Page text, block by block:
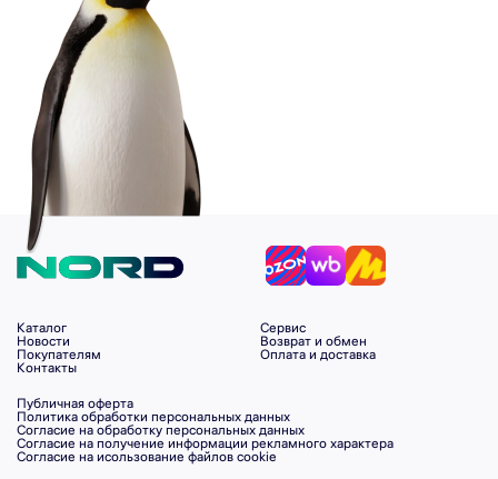
Каталог
Новости
Покупателям
Контакты
Сервис
Возврат и обмен
Оплата и доставка
Публичная оферта
Политика обработки персональных данных
Согласие на обработку персональных данных
Согласие на получение информации рекламного характера
Согласие на исользование файлов cookie